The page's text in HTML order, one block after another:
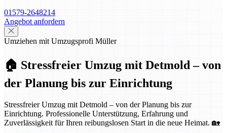
01579-2648214
Angebot anfordern
Umziehen mit Umzugsprofi Müller
🏠 Stressfreier Umzug mit Detmold – von
der Planung bis zur Einrichtung
Stressfreier Umzug mit Detmold – von der Planung bis zur
Einrichtung. Professionelle Unterstützung, Erfahrung und
Zuverlässigkeit für Ihren reibungslosen Start in die neue Heimat. 🏡